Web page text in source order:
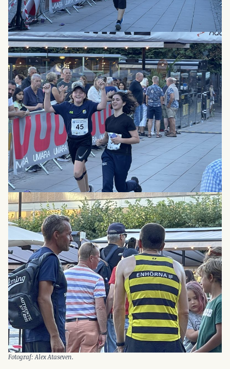
Fotograf: Alex Ataseven.